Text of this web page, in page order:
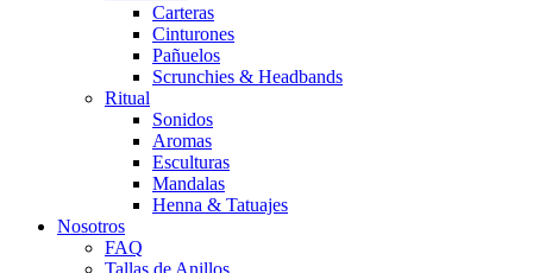
Carteras
Cinturones
Pañuelos
Scrunchies & Headbands
Ritual
Sonidos
Aromas
Esculturas
Mandalas
Henna & Tatuajes
Nosotros
FAQ